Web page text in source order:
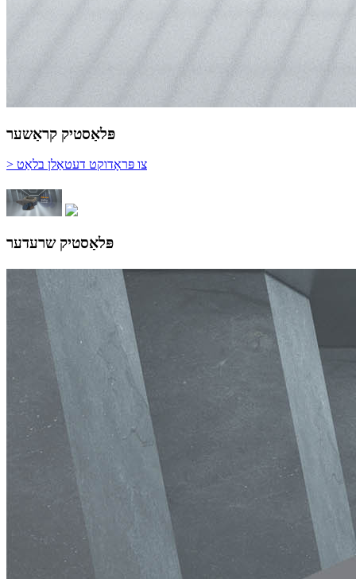
פּלאַסטיק קראַשער
> צו פּראָדוקט דעטאַלן בלאַט
פּלאַסטיק שרעדער